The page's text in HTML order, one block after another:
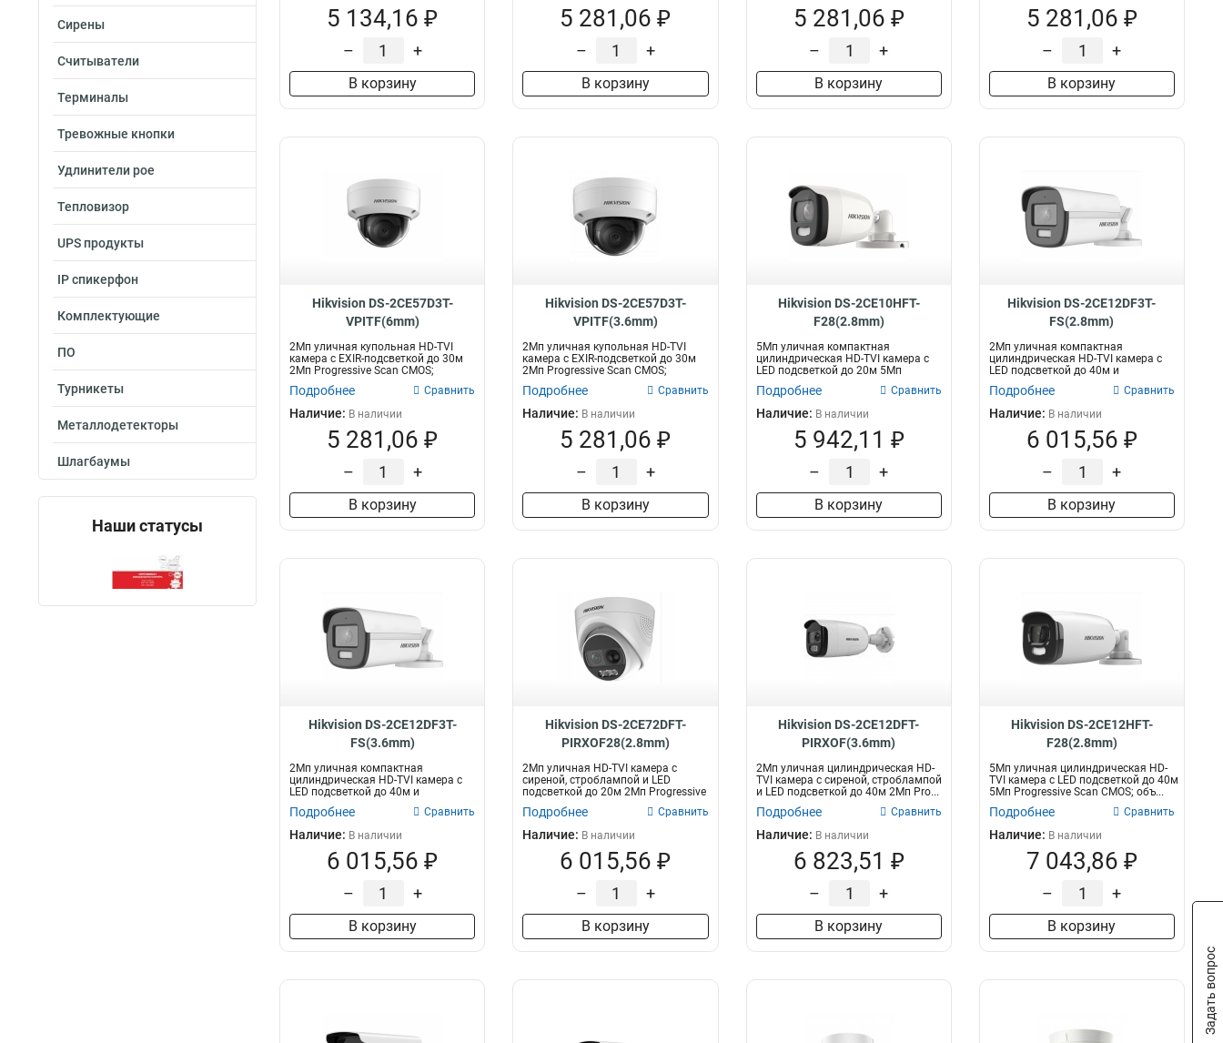
Сирены
Считыватели
Терминалы
Тревожные кнопки
Удлинители poe
Тепловизор
UPS продукты
IP спикерфон
Комплектующие
ПО
Турникеты
Металлодетекторы
Шлагбаумы
Наши статусы
5 134,16 ₽
– +
В корзину
5 281,06 ₽
– +
В корзину
5 281,06 ₽
– +
В корзину
5 281,06 ₽
– +
В корзину
Hikvision DS-2CE57D3T-
VPITF(6mm)
2Мп уличная купольная HD-TVI
камера с EXIR-подсветкой до 30м
2Мп Progressive Scan CMOS;
объекти...
Подробнее Сравнить
Наличие: В наличии
5 281,06 ₽
– +
В корзину
Hikvision DS-2CE57D3T-
VPITF(3.6mm)
2Мп уличная купольная HD-TVI
камера с EXIR-подсветкой до 30м
2Мп Progressive Scan CMOS;
объекти...
Подробнее Сравнить
Наличие: В наличии
5 281,06 ₽
– +
В корзину
Hikvision DS-2CE10HFT-
F28(2.8mm)
5Мп уличная компактная
цилиндрическая HD-TVI камера с
LED подсветкой до 20м 5Мп
Progressive Sca...
Подробнее Сравнить
Наличие: В наличии
5 942,11 ₽
– +
В корзину
Hikvision DS-2CE12DF3T-
FS(2.8mm)
2Мп уличная компактная
цилиндрическая HD-TVI камера с
LED подсветкой до 40м и
встроенным микроф...
Подробнее Сравнить
Наличие: В наличии
6 015,56 ₽
– +
В корзину
Hikvision DS-2CE12DF3T-
FS(3.6mm)
2Мп уличная компактная
цилиндрическая HD-TVI камера с
LED подсветкой до 40м и
встроенным микроф...
Подробнее Сравнить
Наличие: В наличии
6 015,56 ₽
– +
В корзину
Hikvision DS-2CE72DFT-
PIRXOF28(2.8mm)
2Мп уличная HD-TVI камера с
сиреной, строблампой и LED
подсветкой до 20м 2Мп Progressive
Scan C...
Подробнее Сравнить
Наличие: В наличии
6 015,56 ₽
– +
В корзину
Hikvision DS-2CE12DFT-
PIRXOF(3.6mm)
2Мп уличная цилиндрическая HD-
TVI камера с сиреной, строблампой
и LED подсветкой до 40м 2Мп Pro...
Подробнее Сравнить
Наличие: В наличии
6 823,51 ₽
– +
В корзину
Hikvision DS-2CE12HFT-
F28(2.8mm)
5Мп уличная цилиндрическая HD-
TVI камера с LED подсветкой до 40м
5Мп Progressive Scan CMOS; объ...
Подробнее Сравнить
Наличие: В наличии
7 043,86 ₽
– +
В корзину
Задать вопрос